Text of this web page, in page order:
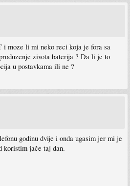
i moze li mi neko reci koja je fora sa
zivota baterija ? Da li je to
u postavkama ili ne ?
godinu dvije i onda ugasim jer mi je
koristim jače taj dan.